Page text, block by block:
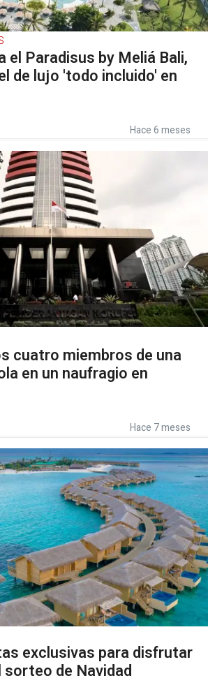
el Paradisus by Meliá Bali,
de lujo 'todo incluido' en
Hace 6 meses
cuatro miembros de una
en un naufragio en
Hace 7 meses
exclusivas para disfrutar
sorteo de Navidad